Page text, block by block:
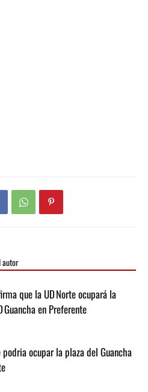
autor
que la UD Norte ocupará la
Guancha en Preferente
podria ocupar la plaza del Guancha